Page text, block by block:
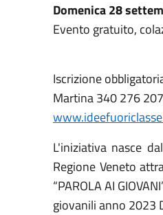
Domenica 28
Evento gratuito,
Iscrizione
Martina 340 276
L'iniziativa nasce
Regione Veneto
“PAROLA AI
giovanili anno 2023